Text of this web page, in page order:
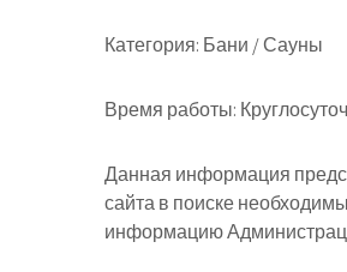
Категория: Бани / Сауны
Время работы:
Данная информация
сайта в поиске
информацию